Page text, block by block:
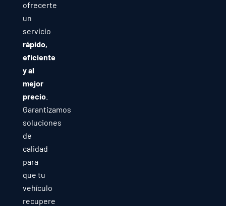
ofrecerte
un
servicio
rápido,
eficiente
y al
mejor
precio.
Garantizamos
soluciones
de
calidad
para
que tu
vehículo
recupere